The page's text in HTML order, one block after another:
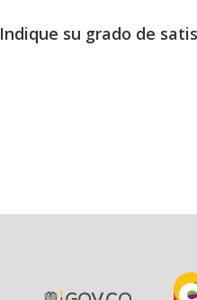
Indique su grado de